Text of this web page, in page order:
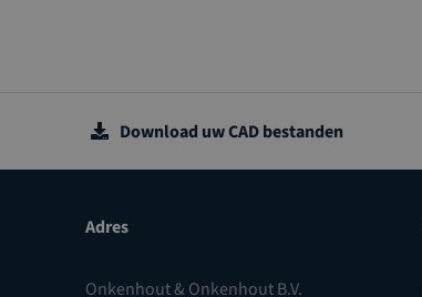
Download uw CAD bestanden
Adres
Onkenhout & Onkenhout B.V.